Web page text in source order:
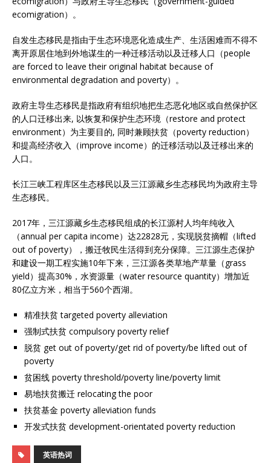
ecomigration）。
自发生态移民是指由于生态环境恶化造成生产、生活困难而不得不
离开原居住地到外地谋生的一种迁移活动以及迁移人口（people
are forced to leave their original habitat because of
environmental degradation and poverty）。
政府主导生态移民是指政府有组织地把生态恶化地区或自然保护区
的人口迁移出来, 以恢复和保护生态环境（restore and protect
environment）为主要目的, 同时兼顾扶贫（poverty reduction）
和提高经济收入（improve income）的迁移活动以及迁移出来的
人口。
长江三峡工程库区生态移民以及三江源藏乡生态移民均为政府主导
生态移民。
2017年，三江源藏乡生态移民组成的长江源村人均年纯收入
（annual per capita income）达22828元，实现脱贫摘帽（lifted
out of poverty），搬迁牧民生活得到充分保障。三江源生态保护
和建设一期工程实施10年下来，三江源各类草地产草量（grass
yield）提高30%，水资源量（water resource quantity）增加近
80亿立方米，相当于560个西湖。
精准扶贫 targeted poverty alleviation
强制式扶贫 compulsory poverty relief
脱贫 get out of poverty/get rid of poverty/be lifted out of
poverty
贫困线 poverty threshold/poverty line/poverty limit
易地扶贫搬迁 relocating the poor
扶贫基金 poverty alleviation funds
开发式扶贫 development-orientated poverty reduction
英语热词